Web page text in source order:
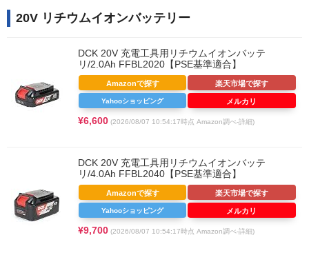
20V リチウムイオンバッテリー
DCK 20V 充電工具用リチウムイオンバッテ
リ/2.0Ah FFBL2020【PSE基準適合】
¥6,600 (2026/08/07 10:54:17時点 Amazon調べ-詳細)
Amazonで探す 楽天市場で探す
Yahooショッピング メルカリ
DCK 20V 充電工具用リチウムイオンバッテ
リ/4.0Ah FFBL2040【PSE基準適合】
¥9,700 (2026/08/07 10:54:17時点 Amazon調べ-詳細)
Amazonで探す 楽天市場で探す
Yahooショッピング メルカリ